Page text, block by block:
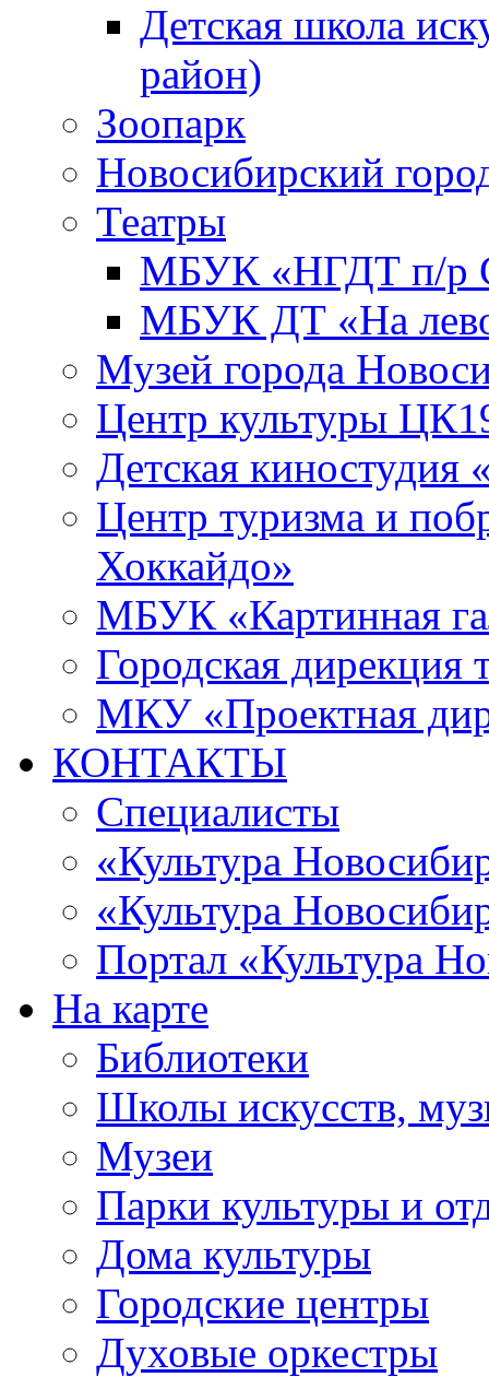
Детская школа
район)
Зоопарк
Новосибирский
Театры
МБУК «НГДТ п/р
МБУК ДТ «На
Музей города
Центр культуры
Детская киностудия
Центр туризма и
Хоккайдо»
МБУК «Картинная
Городская дирекция
МКУ «Проектная
КОНТАКТЫ
Специалисты
«Культура
«Культура
Портал «Культура
На карте
Библиотеки
Школы искусств,
Музеи
Парки культуры и
Дома культуры
Городские центры
Духовые оркестры